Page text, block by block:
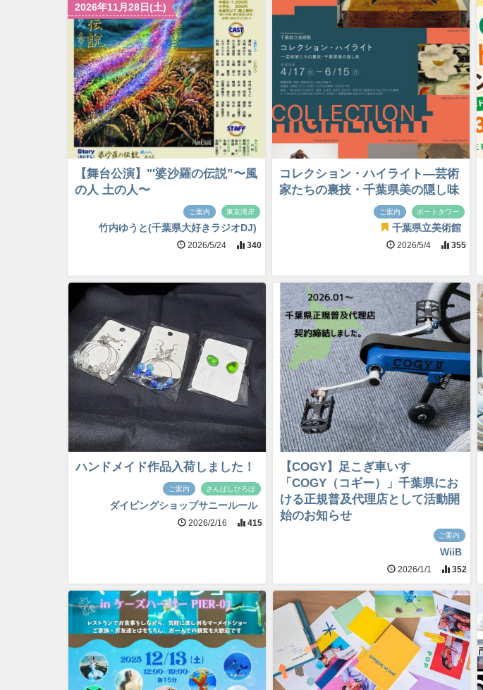
2026年11月28日(土)
【舞台公演】"'婆沙羅の伝説”〜風
の人 土の人〜
ご案内 東京湾岸
竹内ゆうと(千葉県大好きラジオDJ)
2026/5/24 340
コレクション・ハイライト―芸術
家たちの裏技・千葉県美の隠し味
ご案内 ポートタワー
千葉県立美術館
2026/5/4 355
ハンドメイド作品入荷しました！
ご案内 さんばしひろば
ダイビングショップサニールール
2026/2/16 415
【COGY】足こぎ車いす
「COGY（コギー）」千葉県にお
ける正規普及代理店として活動開
始のお知らせ
ご案内
WiiB
2026/1/1 352